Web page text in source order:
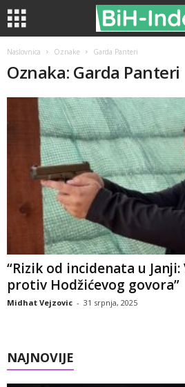
Naslovnica Oznake Garda Panteri
Oznaka: Garda Panteri
“Rizik od incidenata u Janji:
protiv Hodžićevog govora”
Midhat Vejzovic - 31 srpnja, 2025
NAJNOVIJE